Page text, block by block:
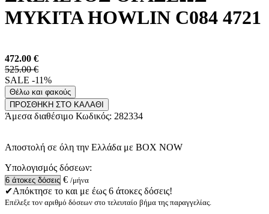
MYKITA HOWLIN C084 4721
472.00 €
525.00 €
SALE -11%
Θέλω και φακούς
ΠΡΟΣΘΗΚΗ ΣΤΟ ΚΑΛΑΘΙ
Άμεσα διαθέσιμο Κωδικός: 282334
Αποστολή σε όλη την Ελλάδα με BOX NOW
Υπολογισμός δόσεων:
€ /μήνα
✔Απόκτησε το και με έως 6 άτοκες δόσεις!
Επέλεξε τον αριθμό δόσεων στο τελευταίο βήμα της παραγγελίας.